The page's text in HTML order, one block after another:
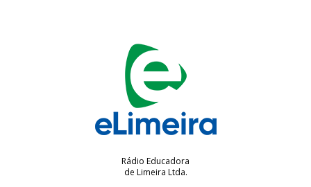
Rádio Educadora
de Limeira Ltda.